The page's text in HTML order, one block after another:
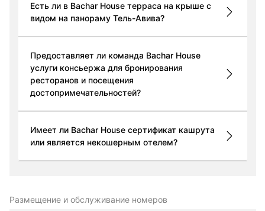
Есть ли в Bachar House терраса на крыше с
видом на панораму Тель-Авива?
Предоставляет ли команда Bachar House
услуги консьержа для бронирования
ресторанов и посещения
достопримечательностей?
Имеет ли Bachar House сертификат кашрута
или является некошерным отелем?
Размещение и обслуживание номеров